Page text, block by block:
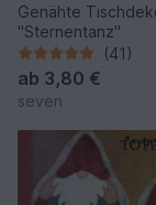
Genähte
"Sternentanz"
(41)
ab 3,80 €
seven